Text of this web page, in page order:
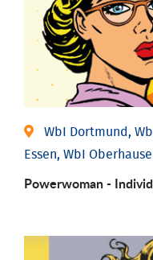
WbI Dortmund,
Essen, WbI
Powerwoman -